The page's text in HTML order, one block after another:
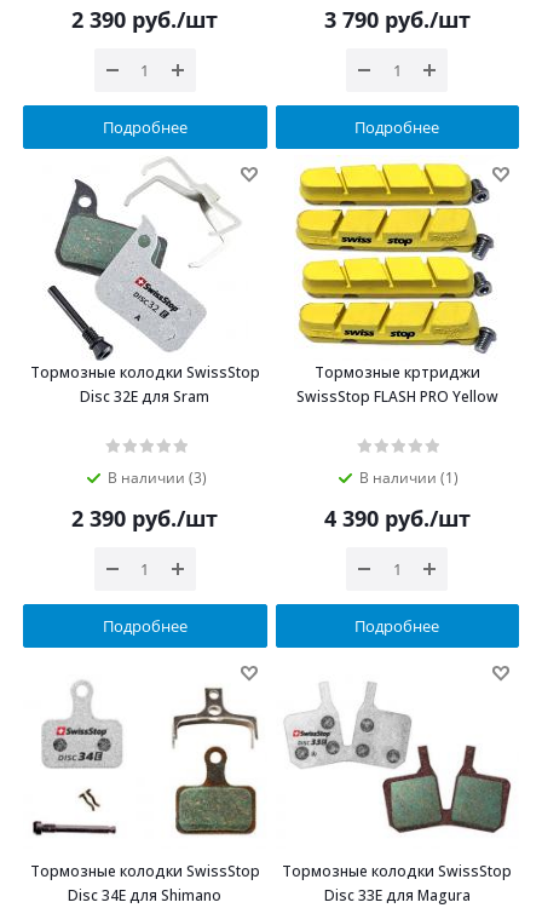
2 390 руб./шт
Подробнее
3 790руб./шт
Подробнее
Тормозные колодки SwissStop
Disc 32E для Sram
В наличии (3)
2 390 руб./шт
Подробнее
Тормозные кртриджи
SwissStop FLASH PRO Yellow
В наличии (1)
4 390руб./шт
Подробнее
Тормозные колодки SwissStop
Disc 34Е для Shimano
Тормозные колодки SwissStop
Disc 33E для Magura